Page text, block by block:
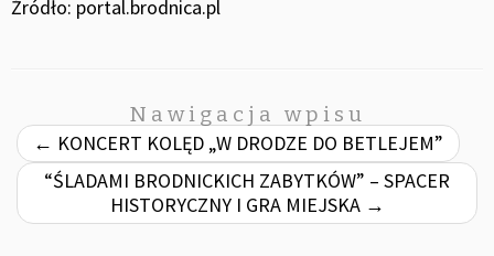
Źródło: portal.brodnica.pl
Nawigacja wpisu
← KONCERT KOLĘD „W DRODZE DO BETLEJEM”
“ŚLADAMI BRODNICKICH ZABYTKÓW” – SPACER
HISTORYCZNY I GRA MIEJSKA →